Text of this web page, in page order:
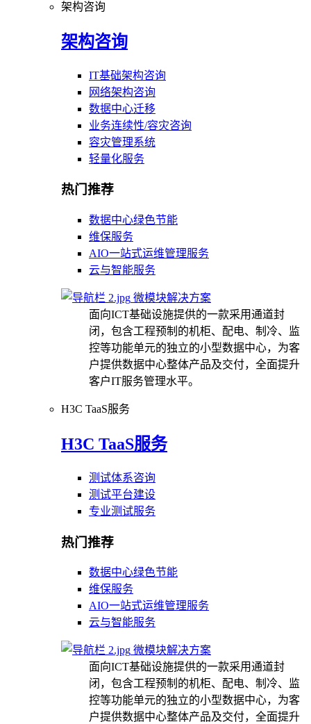
架构咨询
架构咨询
IT基础架构咨询
网络架构咨询
数据中心迁移
业务连续性/容灾咨询
容灾管理系统
轻量化服务
热门推荐
数据中心绿色节能
维保服务
AIO一站式运维管理服务
云与智能服务
微模块解决方案
面向ICT基础设施提供的一款采用通道封
闭，包含工程预制的机柜、配电、制冷、监
控等功能单元的独立的小型数据中心，为客
户提供数据中心整体产品及交付，全面提升
客户IT服务管理水平。
H3C TaaS服务
H3C TaaS服务
测试体系咨询
测试平台建设
专业测试服务
热门推荐
数据中心绿色节能
维保服务
AIO一站式运维管理服务
云与智能服务
微模块解决方案
面向ICT基础设施提供的一款采用通道封
闭，包含工程预制的机柜、配电、制冷、监
控等功能单元的独立的小型数据中心，为客
户提供数据中心整体产品及交付，全面提升